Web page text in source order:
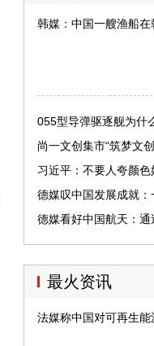
韩媒：中国一艘渔船在
055型导弹驱逐舰为什
尚一文创集市“筑梦文
老西门
习近平：不要人夸颜
德媒叹中国发展成就
绝无仅有
德媒看好中国航天：
精英俱乐部
最火资讯
法媒称中国对可再生能